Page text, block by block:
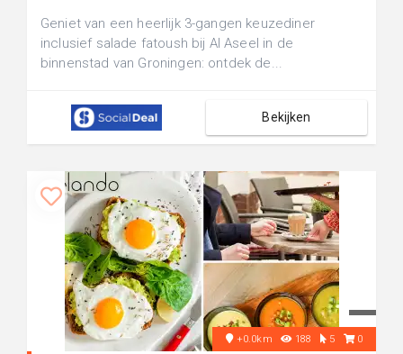
Geniet van een heerlijk 3-gangen keuzediner
inclusief salade fatoush bij Al Aseel in de
binnenstad van Groningen: ontdek de...
Bekijken
+0.0km 188 5 0